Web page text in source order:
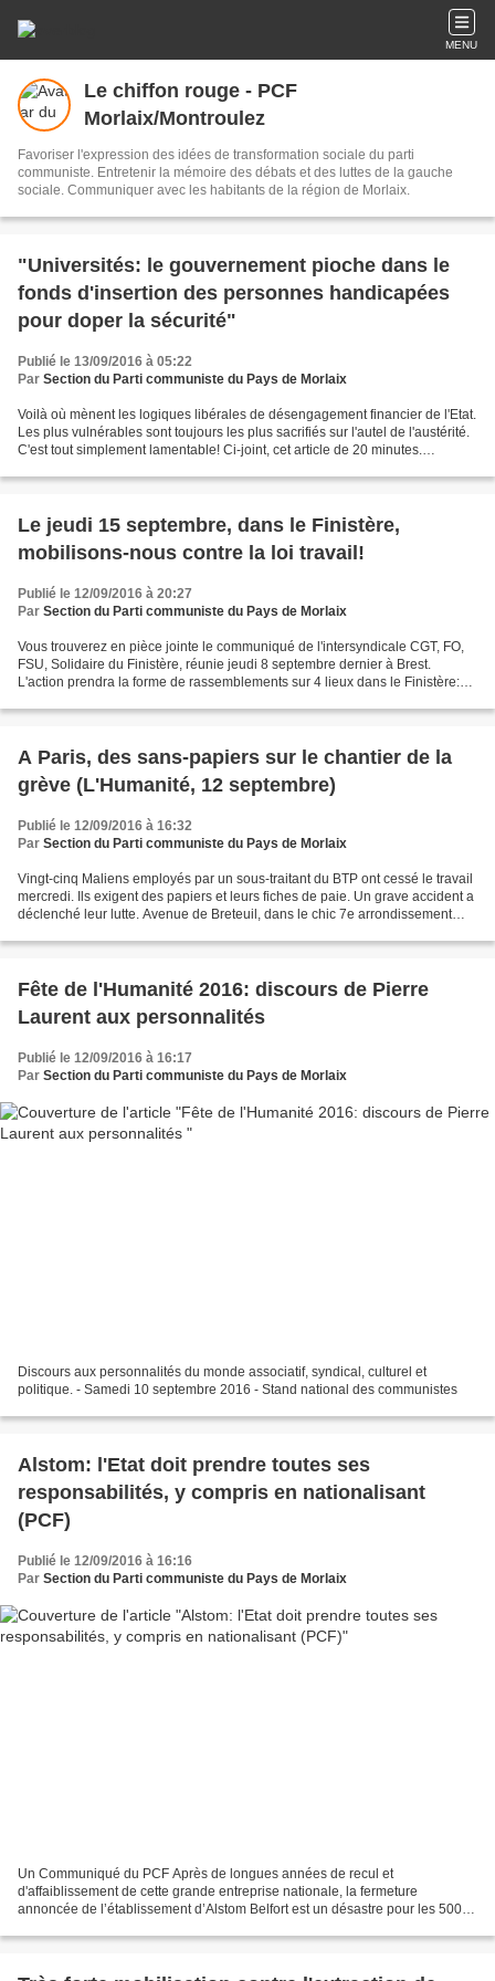
MENU
Le chiffon rouge - PCF
Morlaix/Montroulez
Favoriser l'expression des idées de transformation sociale du parti
communiste. Entretenir la mémoire des débats et des luttes de la gauche
sociale. Communiquer avec les habitants de la région de Morlaix.
"Universités: le gouvernement pioche dans le
fonds d'insertion des personnes handicapées
pour doper la sécurité"
Publié le 13/09/2016 à 05:22
Par Section du Parti communiste du Pays de Morlaix
Voilà où mènent les logiques libérales de désengagement financier de l'Etat.
Les plus vulnérables sont toujours les plus sacrifiés sur l'autel de l'austérité.
C'est tout simplement lamentable! Ci-joint, cet article de 20 minutes.
Le jeudi 15 septembre, dans le Finistère,
mobilisons-nous contre la loi travail!
Publié le 12/09/2016 à 20:27
Par Section du Parti communiste du Pays de Morlaix
Vous trouverez en pièce jointe le communiqué de l'intersyndicale CGT, FO,
FSU, Solidaire du Finistère, réunie jeudi 8 septembre dernier à Brest.
L'action prendra la forme de rassemblements sur 4 lieux dans le Finistère:
A Paris, des sans-papiers sur le chantier de la
grève (L'Humanité, 12 septembre)
Publié le 12/09/2016 à 16:32
Par Section du Parti communiste du Pays de Morlaix
Vingt-cinq Maliens employés par un sous-traitant du BTP ont cessé le travail
mercredi. Ils exigent des papiers et leurs fiches de paie. Un grave accident a
déclenché leur lutte. Avenue de Breteuil, dans le chic 7e arrondissement
Fête de l'Humanité 2016: discours de Pierre
Laurent aux personnalités
Publié le 12/09/2016 à 16:17
Par Section du Parti communiste du Pays de Morlaix
Discours aux personnalités du monde associatif, syndical, culturel et
politique. - Samedi 10 septembre 2016 - Stand national des communistes
Alstom: l'Etat doit prendre toutes ses
responsabilités, y compris en nationalisant
(PCF)
Publié le 12/09/2016 à 16:16
Par Section du Parti communiste du Pays de Morlaix
Un Communiqué du PCF Après de longues années de recul et
d'affaiblissement de cette grande entreprise nationale, la fermeture
annoncée de l’établissement d’Alstom Belfort est un désastre pour les 500